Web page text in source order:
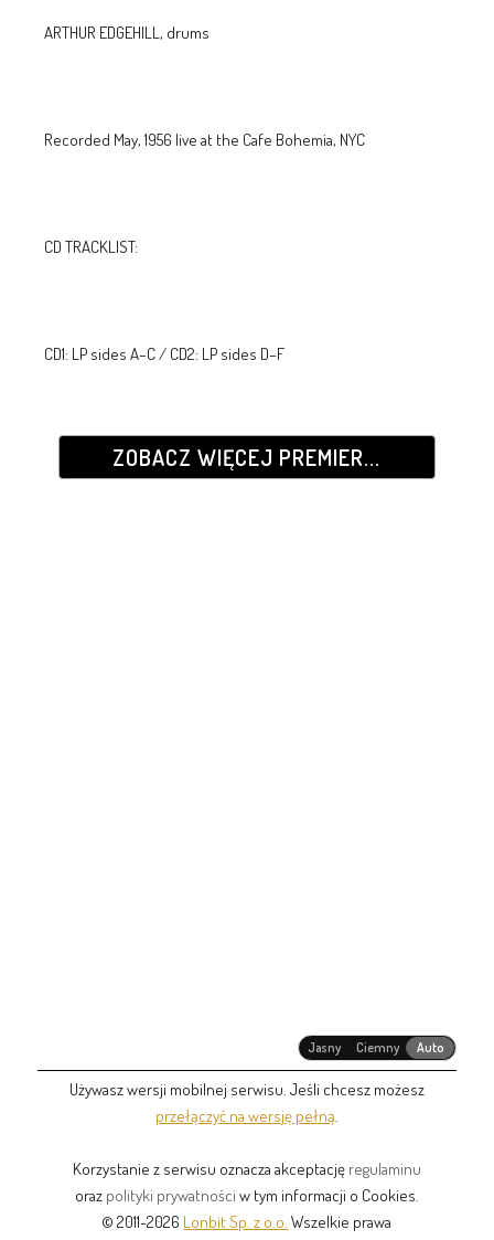
ARTHUR EDGEHILL, drums
Recorded May, 1956 live at the Cafe Bohemia, NYC
CD TRACKLIST:
CD1: LP sides A–C / CD2: LP sides D–F
ZOBACZ WIĘCEJ PREMIER...
Jasny Ciemny Auto
Używasz wersji mobilnej serwisu. Jeśli chcesz możesz
przełączyć na wersję pełną
Korzystanie z serwisu oznacza akceptację regulaminu
oraz polityki prywatności w tym informacji o Cookies.
© 2011-2026 Lonbit Sp. z o.o. Wszelkie prawa